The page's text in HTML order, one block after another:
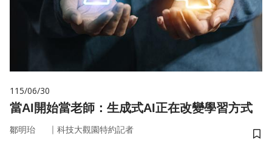
115/06/30
當AI開始當老師：生成式AI正在改變學習方式
鄒明珆 ｜ 科技大觀園特約記者
儲